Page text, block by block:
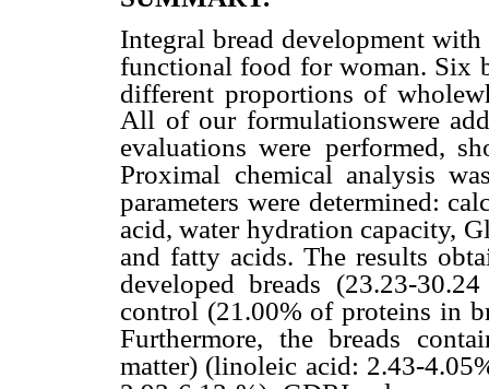
Integral bread development
functional food for woman. Six
different proportions of
All of our formulationswere
evaluations were performed,
Proximal chemical analysis
parameters were determined:
acid, water hydration capacity,
and fatty acids. The results
developed breads (23.23-
control (21.00% of proteins in
Furthermore, the breads
matter) (linoleic acid: 2.43-